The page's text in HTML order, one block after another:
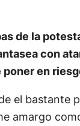
de la
con
poner en
el bastante
amargo